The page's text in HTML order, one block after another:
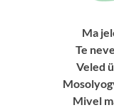
Ma
Te
Veled
Mivel